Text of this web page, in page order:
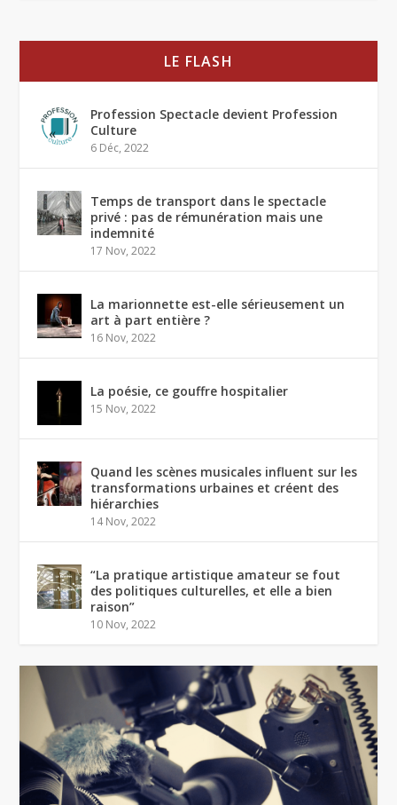
LE FLASH
Profession Spectacle devient Profession
Culture
6 Déc, 2022
Temps de transport dans le spectacle
privé : pas de rémunération mais une
indemnité
17 Nov, 2022
La marionnette est-elle sérieusement un
art à part entière ?
16 Nov, 2022
La poésie, ce gouffre hospitalier
15 Nov, 2022
Quand les scènes musicales influent sur les
transformations urbaines et créent des
hiérarchies
14 Nov, 2022
“La pratique artistique amateur se fout
des politiques culturelles, et elle a bien
raison”
10 Nov, 2022